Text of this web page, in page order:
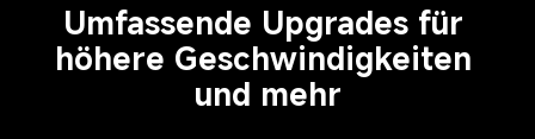
Umfassende Upgrades für
höhere Geschwindigkeiten
und mehr